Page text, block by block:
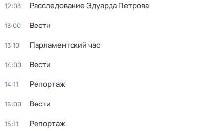
12:03 Расследование Эдуарда Петрова
13:00 Вести
13:10 Парламентский час
14:00 Вести
14:11 Репортаж
15:00 Вести
15:11 Репортаж